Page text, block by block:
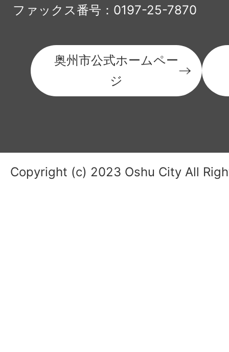
ファックス番号：0197-25-7870
奥州市公式ホームペー
ジ
Copyright (c) 2023 Oshu City All